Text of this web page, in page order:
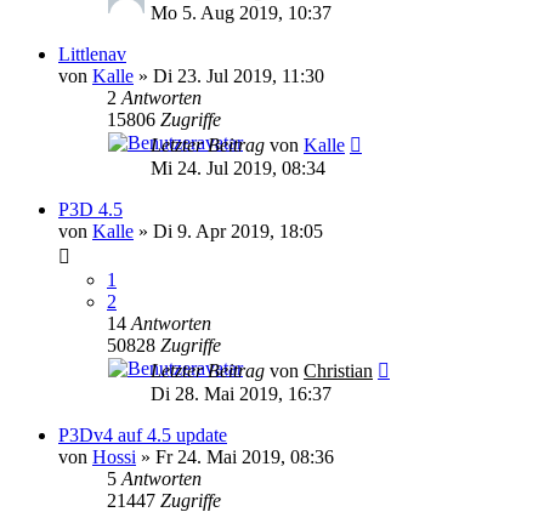
Mo 5. Aug 2019, 10:37
Littlenav
von Kalle » Di 23. Jul 2019, 11:30
2 Antworten
15806 Zugriffe
Letzter Beitrag von Kalle
Mi 24. Jul 2019, 08:34
P3D 4.5
von Kalle » Di 9. Apr 2019, 18:05
1
2
14 Antworten
50828 Zugriffe
Letzter Beitrag von Christian
Di 28. Mai 2019, 16:37
P3Dv4 auf 4.5 update
von Hossi » Fr 24. Mai 2019, 08:36
5 Antworten
21447 Zugriffe